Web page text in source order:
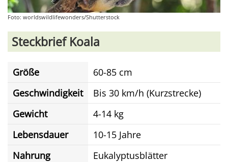
Foto: worldswildlifewonders/Shutterstock
Steckbrief Koala
Größe
60-85 cm
Geschwindigkeit
Bis 30 km/h (Kurzstrecke)
Gewicht
4-14 kg
Lebensdauer
10-15 Jahre
Nahrung
Eukalyptusblätter